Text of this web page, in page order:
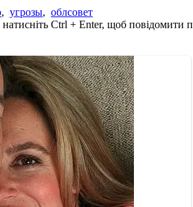
, угрозы, облсовет
Ctrl + Enter, щоб повідомити